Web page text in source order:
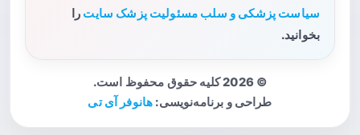
سیاست پزشکی و سلب مسئولیت پزشک سایت را
بخوانید.
© 2026 کلیه حقوق محفوظ است.
طراحی و برنامه‌نویسی: هانوفر آی تی